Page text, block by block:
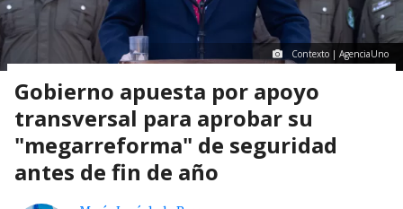
Contexto | AgenciaUno
Gobierno apuesta por apoyo
transversal para aprobar su
"megarreforma" de seguridad
antes de fin de año